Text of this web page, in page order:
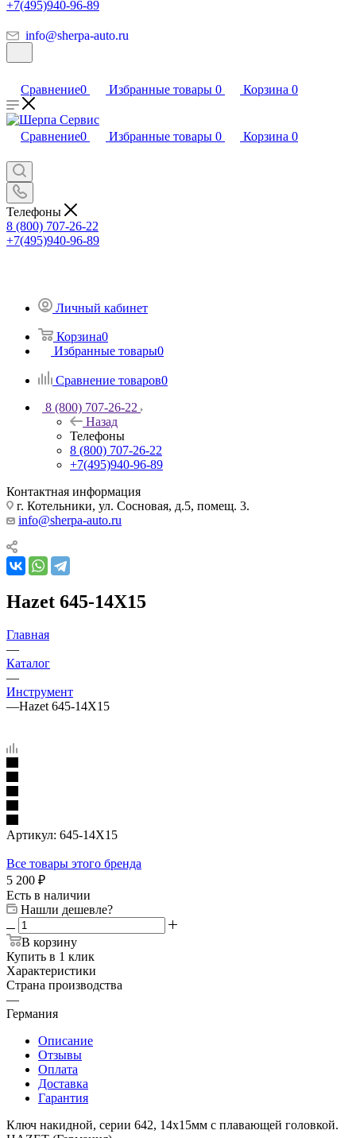
+7(495)940-96-89
info@sherpa-auto.ru
Сравнение0 Избранные товары 0 Корзина 0
Сравнение0 Избранные товары 0 Корзина 0
Телефоны
8 (800) 707-26-22
+7(495)940-96-89
Личный кабинет
Корзина0
Избранные товары0
Сравнение товаров0
8 (800) 707-26-22
Назад
Телефоны
8 (800) 707-26-22
+7(495)940-96-89
Контактная информация
г. Котельники, ул. Сосновая, д.5, помещ. 3.
info@sherpa-auto.ru
Hazet 645-14X15
Главная
—
Каталог
—
Инструмент
—Hazet 645-14X15
Артикул: 645-14X15
Все товары этого бренда
5 200 ₽
Есть в наличии
Нашли дешевле?
В корзину
Купить в 1 клик
Характеристики
Страна производства
—
Германия
Описание
Отзывы
Оплата
Доставка
Гарантия
Ключ накидной, серии 642, 14x15мм с плавающей головкой.